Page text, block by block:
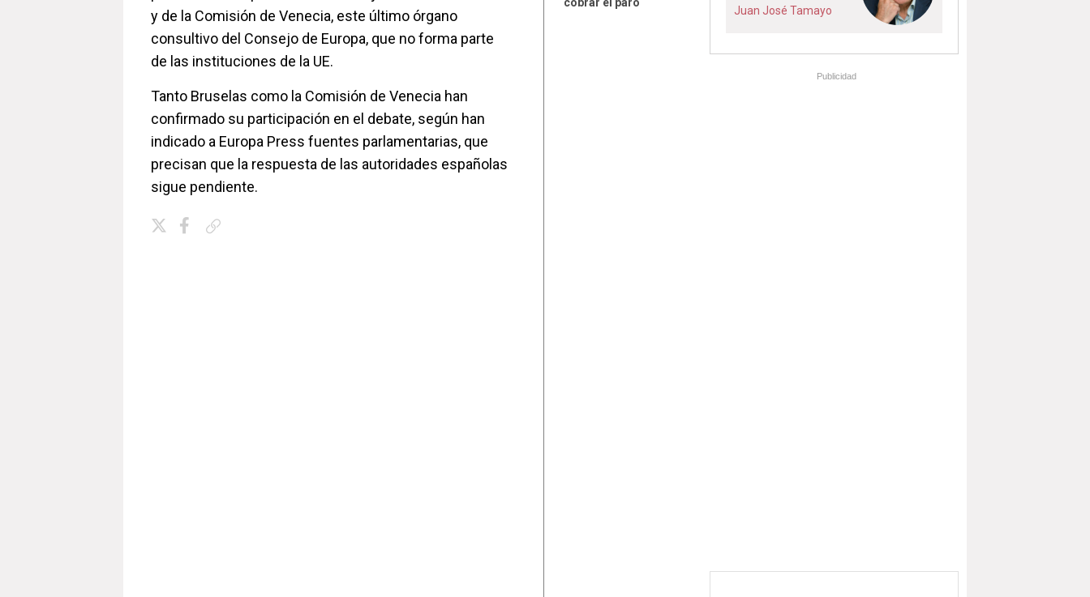
y de la Comisión de Venecia, este último órgano
consultivo del Consejo de Europa, que no forma parte
de las instituciones de la UE.
Tanto Bruselas como la Comisión de Venecia han
confirmado su participación en el debate, según han
indicado a Europa Press fuentes parlamentarias, que
precisan que la respuesta de las autoridades españolas
sigue pendiente.
Juan José Tamayo
Publicidad